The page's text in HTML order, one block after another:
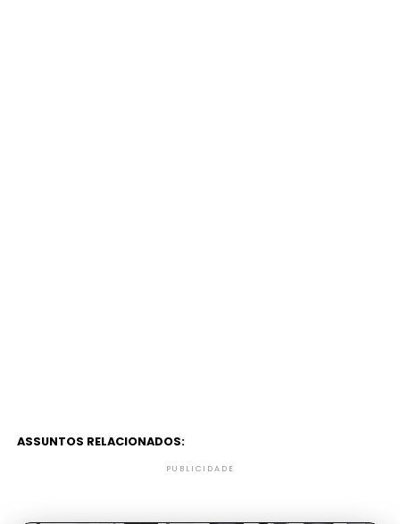
ASSUNTOS RELACIONADOS:
PUBLICIDADE